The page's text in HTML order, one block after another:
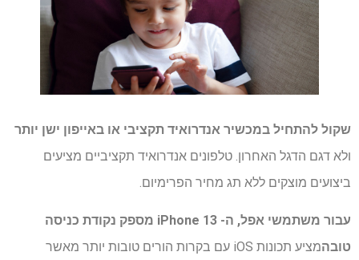
שקול להתחיל במכשיר אנדרואיד תקציבי או באייפון ישן יותר
ולא דגם הדגל האחרון. טלפונים אנדרואיד תקציביים מציעים
ביצועים מוצקים ללא תג מחיר הפרימיום.
עבור משתמשי אפל, ה- iPhone 13 מספק נקודת כניסה
טובה
מציע תכונות iOS עם בקרות הורים טובות יותר מאשר